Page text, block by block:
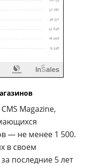
Magazine,
— не менее 1 500.
в своем
последние 5 лет